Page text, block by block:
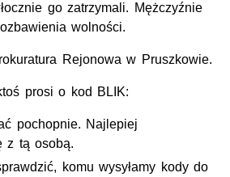
go zatrzymali. Mężczyźnie
wolności.
Rejonowa w Pruszkowie.
prosi o kod BLIK:
pochopnie. Najlepiej
z tą osobą.
komu wysyłamy kody do